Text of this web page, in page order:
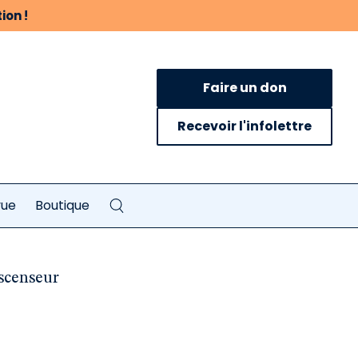
!
Faire un don
Recevoir l'infolettre
Boutique